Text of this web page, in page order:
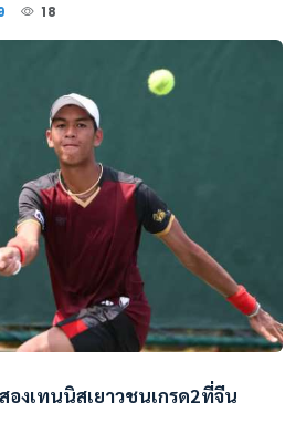
18
งเทนนิสเยาวชนเกรด2ที่จีน